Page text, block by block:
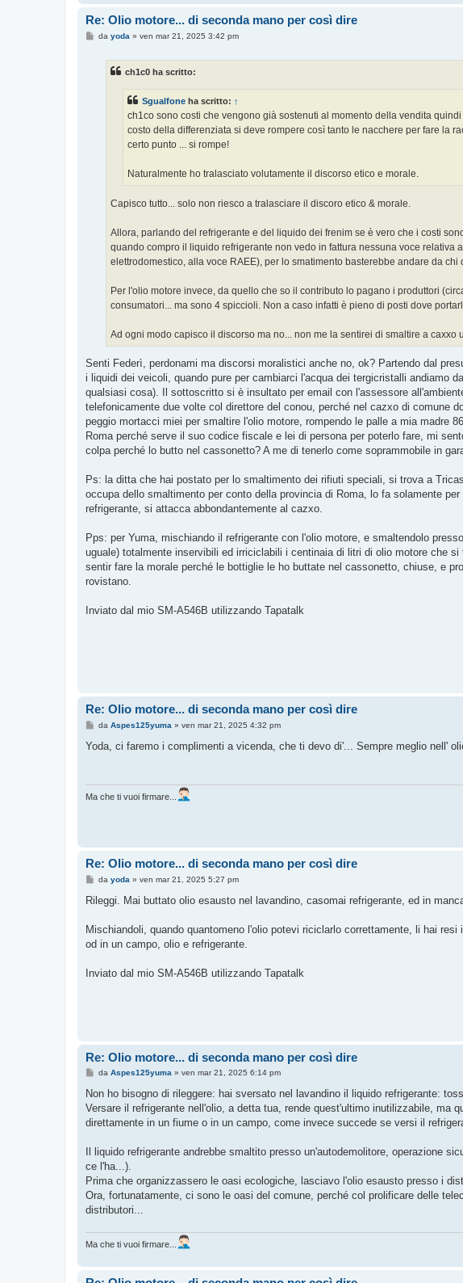
Re: Olio motore... di seconda mano per così dire
Mda yoda » ven mar 21, 2025 3:42 pm
ch1c0 ha scritto:
Sgualfone ha scritto: ↑
ch1co sono costi che vengono già sostenuti al momento della vendita
costo della differenziata si deve rompere così tanto le nacchere per fare la
certo punto ... si rompe!
Naturalmente ho tralasciato volutamente il discorso etico e morale.
Capisco tutto... solo non riesco a tralasciare il discoro etico & morale.
Allora, parlando del refrigerante e del liquido dei frenim se è vero che i costi
quando compro il liquido refrigerante non vedo in fattura nessuna voce
elettrodomestico, alla voce RAEE), per lo smatimento basterebbe andare da chi
Per l'olio motore invece, da quello che so il contributo lo pagano i produttori
consumatori... ma sono 4 spiccioli. Non a caso infatti è pieno di posti dove
Ad ogni modo capisco il discorso ma no... non me la sentirei di smaltire a caxxo
Senti Federì, perdonami ma discorsi moralistici anche no, ok? Partendo dal
i liquidi dei veicoli, quando pure per cambiarci l'acqua dei tergicristalli andiamo
qualsiasi cosa). Il sottoscritto si è insultato per email con l'assessore
telefonicamente due volte col direttore del conou, perché nel cazxo di comune
peggio mortacci miei per smaltire l'olio motore, rompendo le palle a mia madre
Roma perché serve il suo codice fiscale e lei di persona per poterlo fare, mi
colpa perché lo butto nel cassonetto? A me di tenerlo come soprammobile in
Ps: la ditta che hai postato per lo smaltimento dei rifiuti speciali, si trova a
occupa dello smaltimento per conto della provincia di Roma, lo fa solamente
refrigerante, si attacca abbondantemente al cazxo.
Pps: per Yuma, mischiando il refrigerante con l'olio motore, e smaltendolo
uguale) totalmente inservibili ed irriciclabili i centinaia di litri di olio motore che
sentir fare la morale perché le bottiglie le ho buttate nel cassonetto, chiuse, e
rovistano.
Inviato dal mio SM-A546B utilizzando Tapatalk
Re: Olio motore... di seconda mano per così dire
M
s
o
da Aspes125yuma » ven mar 21, 2025 4:32 pm
Yoda, ci faremo i complimenti a vicenda, che ti devo di'... Sempre meglio nell'
Ma che ti vuoi firmare...
Re: Olio motore... di seconda mano per così dire
M
s
g
i
da yoda » ven mar 21, 2025 5:27 pm
Rileggi. Mai buttato olio esausto nel lavandino, casomai refrigerante, ed in
Mischiandoli, quando quantomeno l'olio potevi riciclarlo correttamente, li hai
od in un campo, olio e refrigerante.
Inviato dal mio SM-A546B utilizzando Tapatalk
Re: Olio motore... di seconda mano per così dire
M
s
a
g
o
da Aspes125yuma » ven mar 21, 2025 6:14 pm
Non ho bisogno di rileggere: hai sversato nel lavandino il liquido refrigerante:
Versare il refrigerante nell'olio, a detta tua, rende quest'ultimo inutilizzabile, ma
direttamente in un fiume o in un campo, come invece succede se versi il
Il liquido refrigerante andrebbe smaltito presso un'autodemolitore, operazione
ce l'ha...).
Prima che organizzassero le oasi ecologiche, lasciavo l'olio esausto presso i
Ora, fortunatamente, ci sono le oasi del comune, perché col prolificare delle
distributori...
Ma che ti vuoi firmare...